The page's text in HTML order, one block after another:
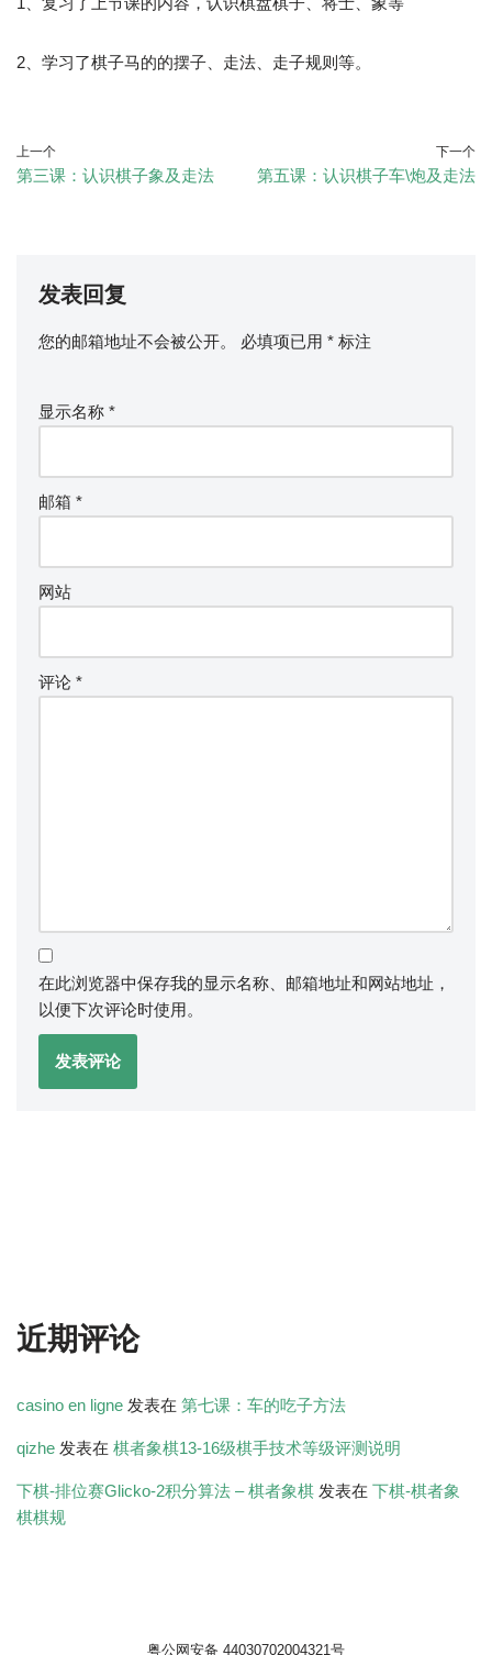
2、学习了棋子马的的摆子、走法、走子规则等。
上一个
第三课：认识棋子象及走法
下一个
第五课：认识棋子车\炮及走法
发表回复
您的邮箱地址不会被公开。 必填项已用 * 标注
显示名称 *
邮箱 *
网站
评论 *
在此浏览器中保存我的显示名称、邮箱地址和网站地址，
以便下次评论时使用。
近期评论
casino en ligne 发表在 第七课：车的吃子方法
qizhe 发表在 棋者象棋13-16级棋手技术等级评测说明
下棋-排位赛Glicko-2积分算法 – 棋者象棋 发表在 下棋-棋者象
棋棋规
粤公网安备 44030702004321号